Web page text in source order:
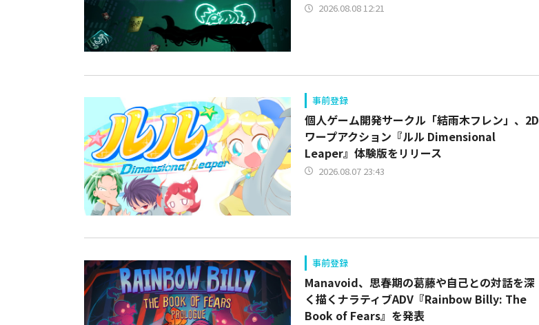
2026.08.08 12:21
事前登録
個人ゲーム開発サークル「結雨木フレン」、2D
ワープアクション『ルル Dimensional
Leaper』体験版をリリース
2026.08.07 23:43
事前登録
Manavoid、思春期の葛藤や自己との対話を深
く描くナラティブADV『Rainbow Billy: The
Book of Fears』を発表